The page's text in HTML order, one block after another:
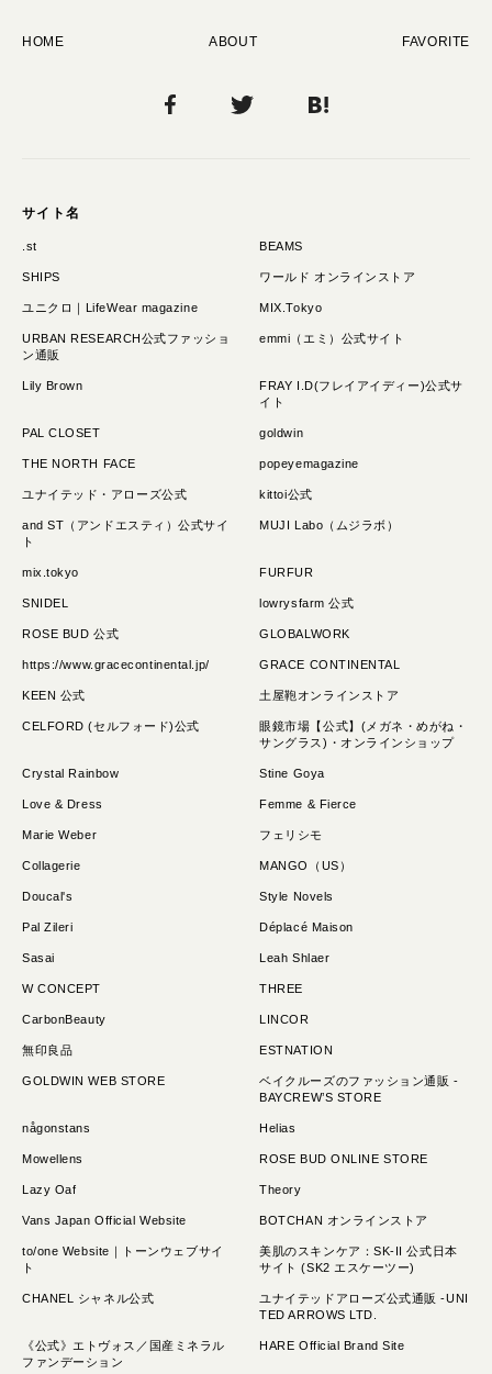
HOME ABOUT FAVORITE
サイト名
.st BEAMS
SHIPS ワールド オンラインストア
ユニクロ｜LifeWear magazine MIX.Tokyo
URBAN RESEARCH公式ファッショ
ン通販
emmi（エミ）公式サイト
Lily Brown
FRAY I.D(フレイアイディー)公式サ
イト
PAL CLOSET goldwin
THE NORTH FACE popeyemagazine
ユナイテッド・アローズ公式 kittoi公式
and ST（アンドエスティ）公式サイ
ト
MUJI Labo（ムジラボ）
mix.tokyo FURFUR
SNIDEL lowrysfarm 公式
ROSE BUD 公式 GLOBALWORK
https://www.gracecontinental.jp/ GRACE CONTINENTAL
KEEN 公式 土屋鞄オンラインストア
CELFORD (セルフォード)公式
眼鏡市場【公式】(メガネ・めがね・
サングラス)・オンラインショップ
Crystal Rainbow Stine Goya
Love & Dress Femme & Fierce
Marie Weber フェリシモ
Collagerie MANGO（US）
Doucal's Style Novels
Pal Zileri Déplacé Maison
Sasai Leah Shlaer
W CONCEPT THREE
CarbonBeauty LINCOR
無印良品 ESTNATION
GOLDWIN WEB STORE
ベイクルーズのファッション通販 -
BAYCREW’S STORE
någonstans Helias
Mowellens ROSE BUD ONLINE STORE
Lazy Oaf Theory
Vans Japan Official Website BOTCHAN オンラインストア
to/one Website｜トーンウェブサイ
ト
美肌のスキンケア：SK-II 公式日本
サイト (SK2 エスケーツー)
CHANEL シャネル公式
ユナイテッドアローズ公式通販 -UNI
TED ARROWS LTD.
《公式》エトヴォス／国産ミネラル
ファンデーション
HARE Official Brand Site